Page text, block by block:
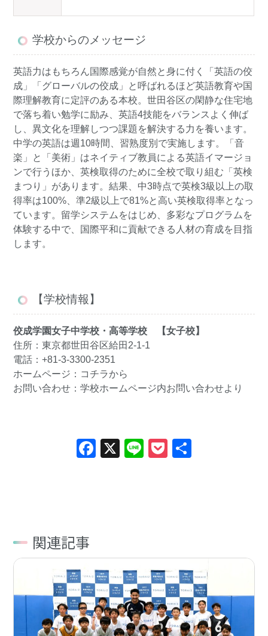
学校からのメッセージ
英語力はもちろん国際感覚が自然と身に付く「英語の佼
成」「グローバルの佼成」と呼ばれるほど英語教育や国
際理解教育に定評のある本校。世田谷区の閑静な住宅地
で落ち着い勉学に励み、英語4技能をバランスよく伸ば
し、異文化を理解しつつ課題を解決する力を養います。
中学の英語は週10時間、習熟度別で実施します。「音
楽」と「美術」はネイティブ教員による英語イマージョ
ンで行うほか、英検取得のために全校で取り組む「英検
まつり」があります。結果、中3時点で英検3級以上の取
得率は100%、準2級以上で81%と高い英検取得率となっ
ています。留学システムをはじめ、多彩なプログラムを
体験する中で、国際平和に貢献できる人材の育成を目指
します。
【学校情報】
佼成学園女子中学校・高等学校 【女子校】
住所：東京都世田谷区給田2-1-1
電話：+81-3-3300-2351
ホームページ： コチラから
お問い合わせ：学校ホームページ内お問い合わせより
Facebook
X LinePocket
関連記事